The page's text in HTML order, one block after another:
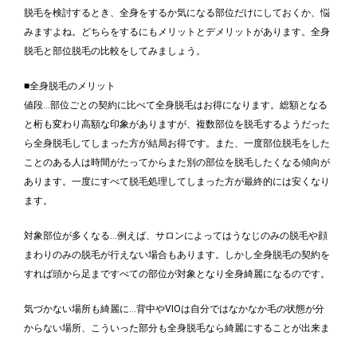
脱毛を検討するとき、全身をするか気になる部位だけにしておくか、悩
みますよね。どちらをするにもメリットとデメリットがあります。全身
脱毛と部位脱毛の比較をしてみましょう。
■全身脱毛のメリット
値段…部位ごとの契約に比べて全身脱毛はお得になります。総額となる
と桁も変わり高額な印象がありますが、複数部位を脱毛するようだった
ら全身脱毛してしまった方が結局お得です。また、一度部位脱毛をした
ことのある人は時間がたってからまた別の部位を脱毛したくなる傾向が
あります。一度にすべて脱毛処理してしまった方が最終的には安くなり
ます。
対象部位が多くなる…例えば、サロンによってはうなじのみの脱毛や顔
まわりのみの脱毛が行えない場合もあります。しかし全身脱毛の契約を
すれば頭から足まですべての部位が対象となり全身綺麗になるのです。
気づかない場所も綺麗に…背中やVIOは自分ではなかなか毛の状態が分
からない場所、こういった部分も全身脱毛なら綺麗にすることが出来ま